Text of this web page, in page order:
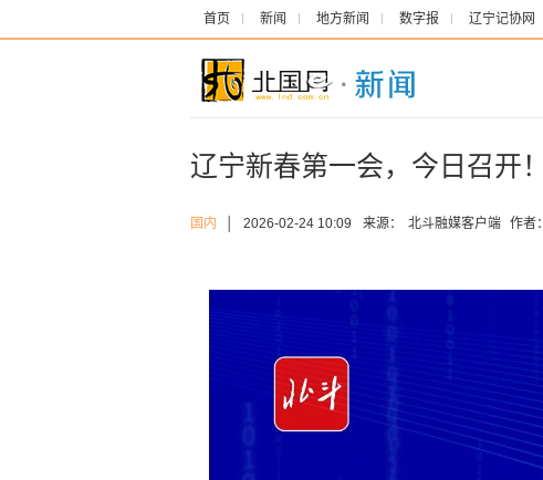
首页 新闻 地方新闻 数字报 辽宁记协网
辽宁新春第一会，今日召开！
国内 2026-02-24 10:09 来源： 北斗融媒客户端 作者：